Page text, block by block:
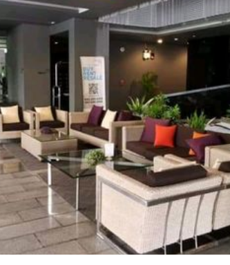
เพิ่มยูนิตเปรียบเทียบ
รายการที่ 2